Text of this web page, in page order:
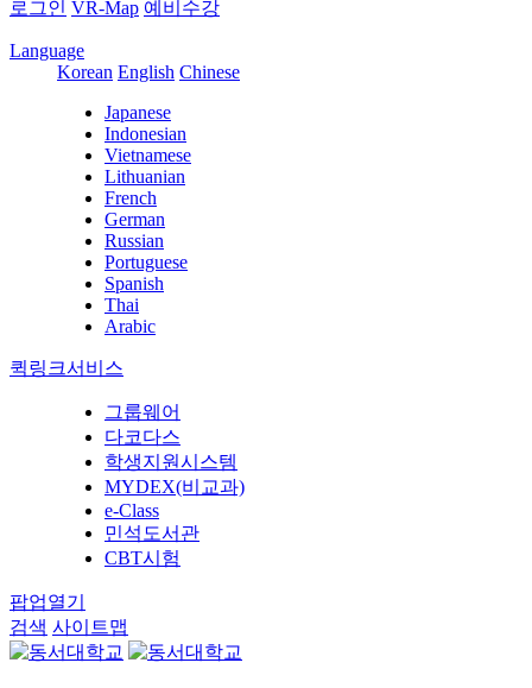
로그인 VR-Map 예비수강
Language
Korean English Chinese
Japanese
Indonesian
Vietnamese
Lithuanian
French
German
Russian
Portuguese
Spanish
Thai
Arabic
퀵링크서비스
그룹웨어
다코다스
학생지원시스템
MYDEX(비교과)
e-Class
민석도서관
CBT시험
팝업열기
검색 사이트맵